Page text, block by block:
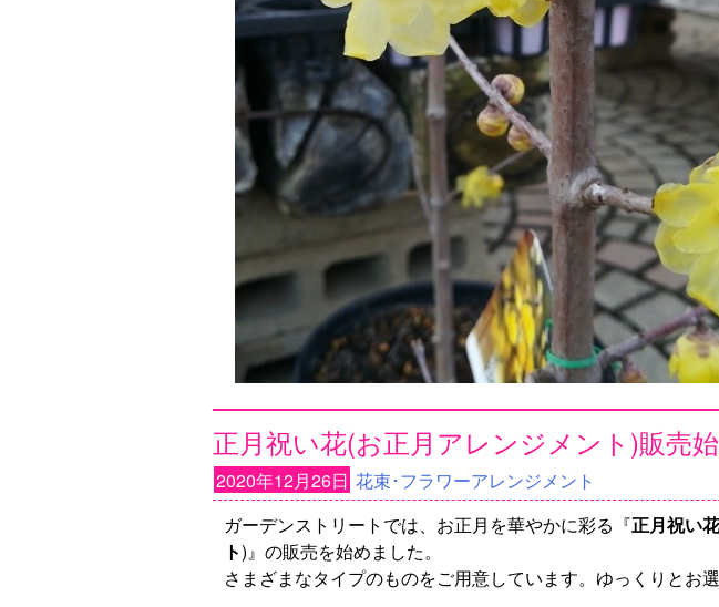
正月祝い花(お正月アレンジメント)販売
2020年12月26日 花束･フラワーアレンジメント
ガーデンストリートでは、お正月を華やかに彩る『正月祝い花
ト)』の販売を始めました。
さまざまなタイプのものをご用意しています。ゆっくりとお選